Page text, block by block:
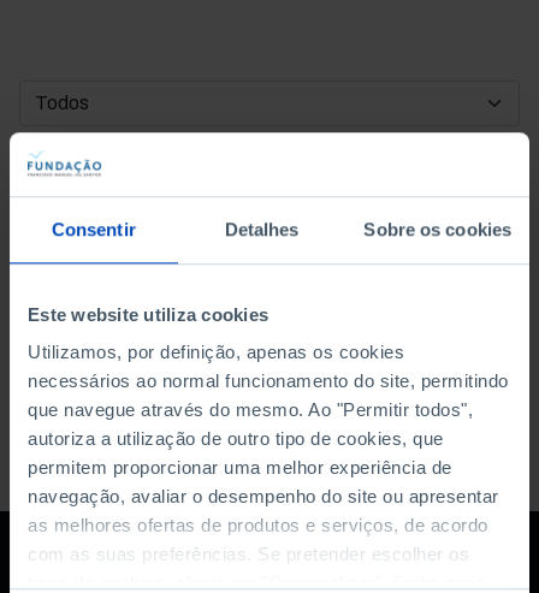
Consentir Detalhes Sobre os cookies
Este website utiliza cookies
Utilizamos, por definição, apenas os cookies
necessários ao normal funcionamento do site, permitindo
que navegue através do mesmo. Ao "Permitir todos",
autoriza a utilização de outro tipo de cookies, que
permitem proporcionar uma melhor experiência de
navegação, avaliar o desempenho do site ou apresentar
as melhores ofertas de produtos e serviços, de acordo
com as suas preferências. Se pretender escolher os
DATA DE INÍCIO
DATA DE FIM